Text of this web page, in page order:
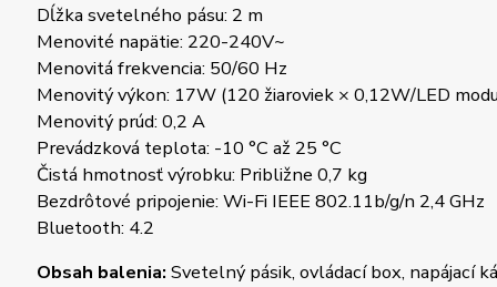
Dĺžka svetelného pásu: 2 m
Menovité napätie: 220-240V~
Menovitá frekvencia: 50/60 Hz
Menovitý výkon: 17W (120 žiaroviek × 0,12W/LED
Menovitý prúd: 0,2 A
Prevádzková teplota: -10 °C až 25 °C
Čistá hmotnosť výrobku: Približne 0,7 kg
Bezdrôtové pripojenie: Wi-Fi IEEE 802.11b/g/n 2,4 GHz
Bluetooth: 4.2
Obsah balenia: Svetelný pásik, ovládací box, napájací